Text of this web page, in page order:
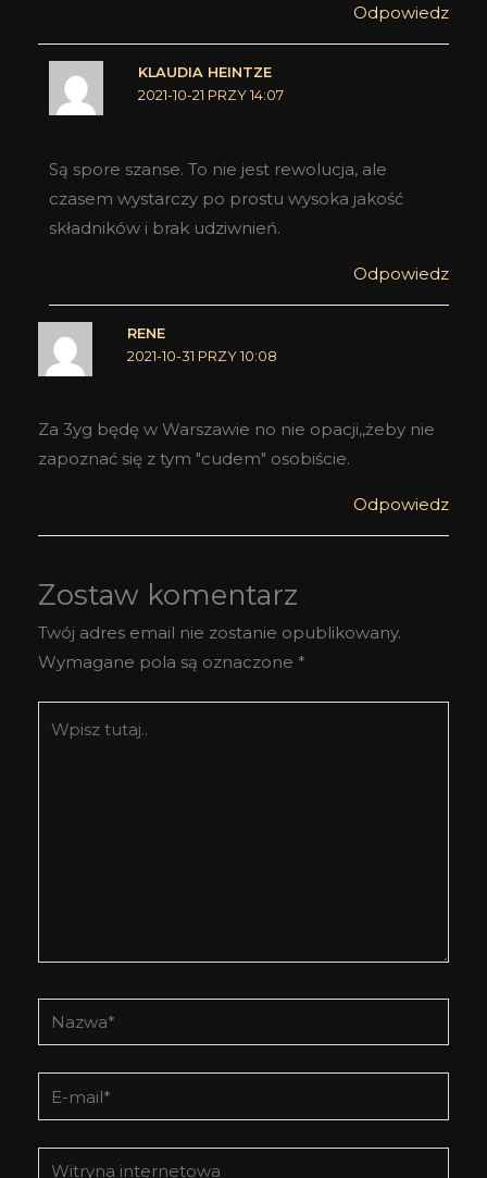
Odpowiedz
KLAUDIA HEINTZE
2021-10-21 PRZY 14:07
Są spore szanse. To nie jest rewolucja, ale
czasem wystarczy po prostu wysoka jakość
składników i brak udziwnień.
Odpowiedz
RENE
2021-10-31 PRZY 10:08
Za 3yg będę w Warszawie no nie opacji,,żeby nie
zapoznać się z tym "cudem" osobiście.
Odpowiedz
Zostaw komentarz
Twój adres email nie zostanie opublikowany.
Wymagane pola są oznaczone *
tutaj..
Nazwa*
E-
mail*
Witryna